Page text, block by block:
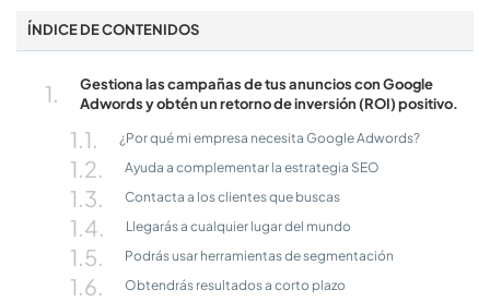
ÍNDICE DE CONTENIDOS
Gestiona las campañas de tus anuncios con Google
Adwords y obtén un retorno de inversión (ROI) positivo.
¿Por qué mi empresa necesita Google Adwords?
Ayuda a complementar la estrategia SEO
Contacta a los clientes que buscas
Llegarás a cualquier lugar del mundo
Podrás usar herramientas de segmentación
Obtendrás resultados a corto plazo